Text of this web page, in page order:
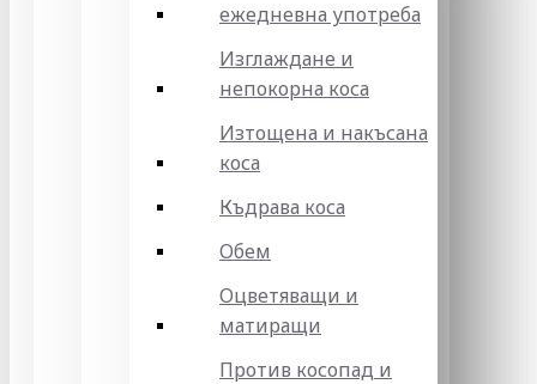
ежедневна употреба
Изглаждане и
непокорна коса
Изтощена и накъсана
коса
Къдрава коса
Обем
Оцветяващи и
матиращи
Против косопад и